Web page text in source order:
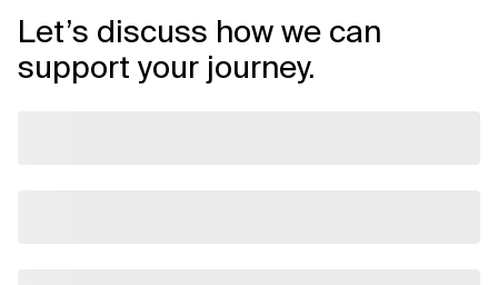
Let’s discuss how we can
support your journey.